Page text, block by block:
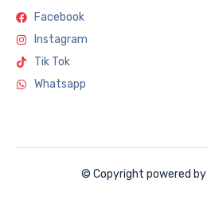
Facebook
Instagram
Tik Tok
Whatsapp
© Copyright powered by